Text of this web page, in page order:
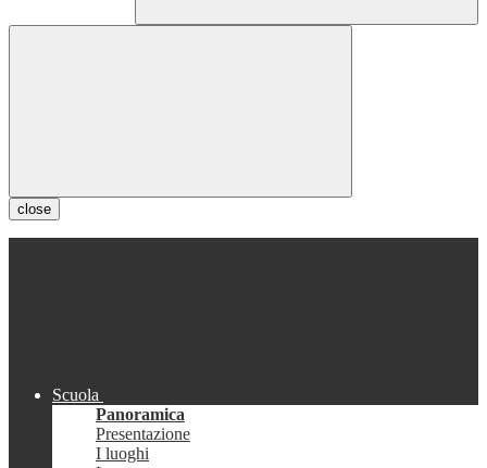
close
Scuola
Panoramica
Presentazione
I luoghi